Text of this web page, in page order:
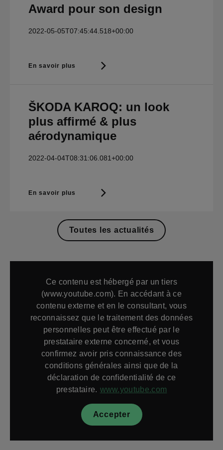
Award pour son design
2022-05-05T07:45:44.518+00:00
En savoir plus
ŠKODA KAROQ: un look
plus affirmé & plus
aérodynamique
2022-04-04T08:31:06.081+00:00
En savoir plus
Toutes les actualités
Ce contenu est hébergé par un tiers
(www.youtube.com). En accédant à ce
contenu externe et en le consultant, vous
reconnaissez que le traitement des données
personnelles peut être effectué par le
prestataire externe concerné, et vous
confirmez avoir pris connaissance des
conditions générales ainsi que de la
déclaration de confidentialité de ce
prestataire. www.youtube.com
Accepter